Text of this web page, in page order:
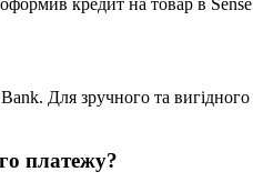
Bank. Для зручного та вигідного
го платежу?